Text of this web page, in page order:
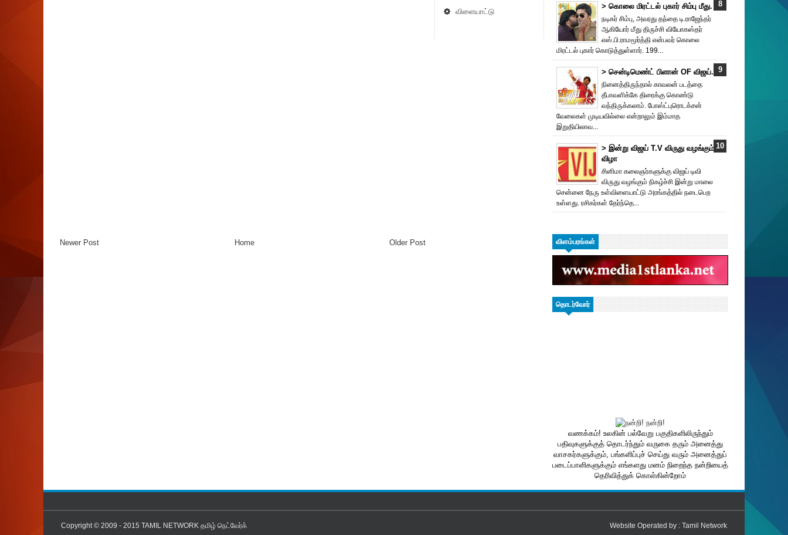
விளையாட்டு
Newer Post Older Post
Home
> கொலை மிரட்டல் புகார் சிம்பு மீது.
நடிகர் சிம்பு, அவரது தந்தை டி.ராஜேந்தர்
ஆகியோர் மீது திருச்சி வியோகஸ்தர்
எஸ்.பி.ராமமூர்த்தி என்பவர் கொலை
மிரட்டல் புகார் கொடுத்துள்ளார். 199...
> சென்டிமெண்ட் பிளான் OF விஜய்.
நினைத்திருந்தால் காவலன் படத்தை
தீபாவளிக்கே திரைக்கு கொண்டு
வந்திருக்கலாம். போஸ்ட்புரொட‌க்சன்
வேலைகள் முடியவில்லை என்றாலும் இம்மாத
இறுதியிலாவ...
> இன்று விஜய் T.V விருது வ‌ழங்கு‌ம்
விழா
சினிமா கலைஞர்களுக்கு விஜய் டிவி
விருது வழங்கும் நிகழ்ச்சி இன்று மாலை
சென்னை நேரு உள்விளையாட்டு அரங்கத்தில் நடைபெற
உள்ளது. ரசிகர்கள் தேர்ந்தெ...
விளம்பரங்கள்
தொடர்வோர்
வணக்கம்! உலகின் பல்வேறு பகுதிகளிலிருந்தும்
பதிவுகளுக்குத் தொடர்ந்தும் வருகை தரும் அனைத்து
வாசகர்களுக்கும், பங்களிப்புச் செய்து வரும் அனைத்துப்
படைப்பாளிகளுக்கும் எங்களது மனம் நிறைந்த நன்றியைத்
தெரிவித்துக் கொள்கின்றோம்
Copyright © 2009 - 2015 TAMIL NETWORK தமிழ் நெட்வேர்க் Website Operated by : Tamil Network